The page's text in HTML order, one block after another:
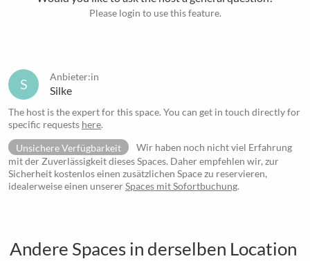
Please login to use this feature.
S Anbieter:in
Silke
The host is the expert for this space. You can get in touch directly for
specific requests here.
Unsichere Verfügbarkeit
Wir haben noch nicht viel Erfahrung
mit der Zuverlässigkeit dieses Spaces. Daher empfehlen wir, zur
Sicherheit kostenlos einen zusätzlichen Space zu reservieren,
idealerweise einen unsererSpaces mit Sofortbuchung.
Andere Spaces in derselben Location